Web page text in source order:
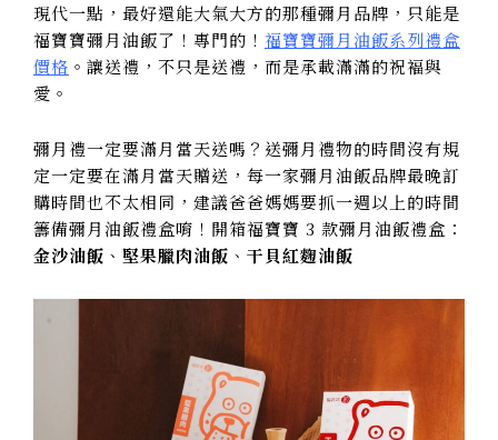
現代一點，最好還能大氣大方的那種彌月品牌，只能是
福寶寶彌月油飯了！專門的！ 福寶寶彌月油飯系列禮盒
價格 。讓送禮，不只是送禮，而是承載滿滿的祝褔與
愛。
彌月禮一定要滿月當天送嗎？送彌月禮物的時間沒有規
定一定要在滿月當天贈送，每一家彌月油飯品牌最晚訂
購時間也不太相同，建議爸爸媽媽要抓一週以上的時間
籌備彌月油飯禮盒唷！開箱福寶寶 3 款彌月油飯禮盒：
金沙油飯 、 堅果臘肉油飯 、 干貝紅麴油飯